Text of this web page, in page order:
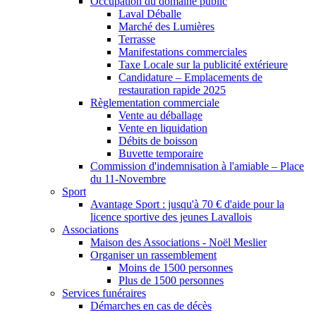
Laval Déballe
Marché des Lumières
Terrasse
Manifestations commerciales
Taxe Locale sur la publicité extérieure
Candidature – Emplacements de
restauration rapide 2025
Règlementation commerciale
Vente au déballage
Vente en liquidation
Débits de boisson
Buvette temporaire
Commission d'indemnisation à l'amiable – Place
du 11-Novembre
Sport
Avantage Sport : jusqu'à 70 € d'aide pour la
licence sportive des jeunes Lavallois
Associations
Maison des Associations - Noël Meslier
Organiser un rassemblement
Moins de 1500 personnes
Plus de 1500 personnes
Services funéraires
Démarches en cas de décès